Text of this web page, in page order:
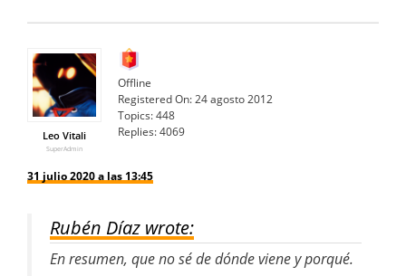
Leo Vitali
SuperAdmin
Offline
Registered On:24 agosto 2012
Topics:448
Replies:4069
31 julio 2020 a las 13:45
Rubén Díaz wrote:
En resumen, que no sé de dónde viene y porqué.